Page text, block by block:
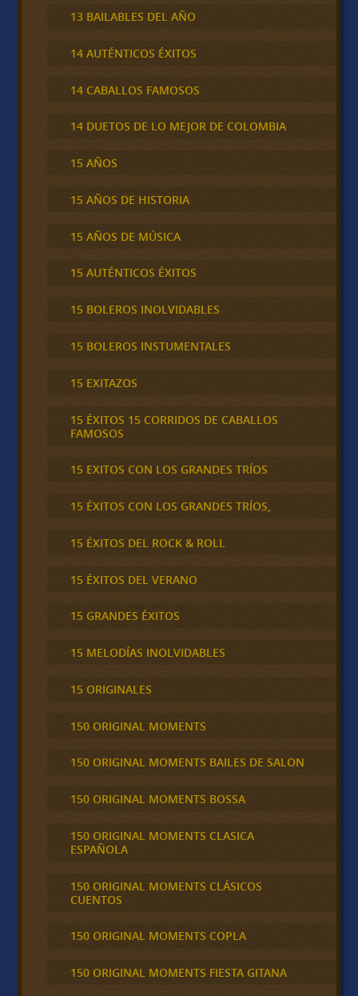
13 BAILABLES DEL AÑO
14 AUTÉNTICOS ÉXITOS
14 CABALLOS FAMOSOS
14 DUETOS DE LO MEJOR DE COLOMBIA
15 AÑOS
15 AÑOS DE HISTORIA
15 AÑOS DE MÚSICA
15 AUTÉNTICOS ÉXITOS
15 BOLEROS INOLVIDABLES
15 BOLEROS INSTUMENTALES
15 EXITAZOS
15 ÉXITOS 15 CORRIDOS DE CABALLOS
FAMOSOS
15 EXITOS CON LOS GRANDES TRÍOS
15 ÉXITOS CON LOS GRANDES TRÍOS,
15 ÉXITOS DEL ROCK & ROLL
15 ÉXITOS DEL VERANO
15 GRANDES ÉXITOS
15 MELODÍAS INOLVIDABLES
15 ORIGINALES
150 ORIGINAL MOMENTS
150 ORIGINAL MOMENTS BAILES DE SALON
150 ORIGINAL MOMENTS BOSSA
150 ORIGINAL MOMENTS CLASICA
ESPAÑOLA
150 ORIGINAL MOMENTS CLÁSICOS
CUENTOS
150 ORIGINAL MOMENTS COPLA
150 ORIGINAL MOMENTS FIESTA GITANA